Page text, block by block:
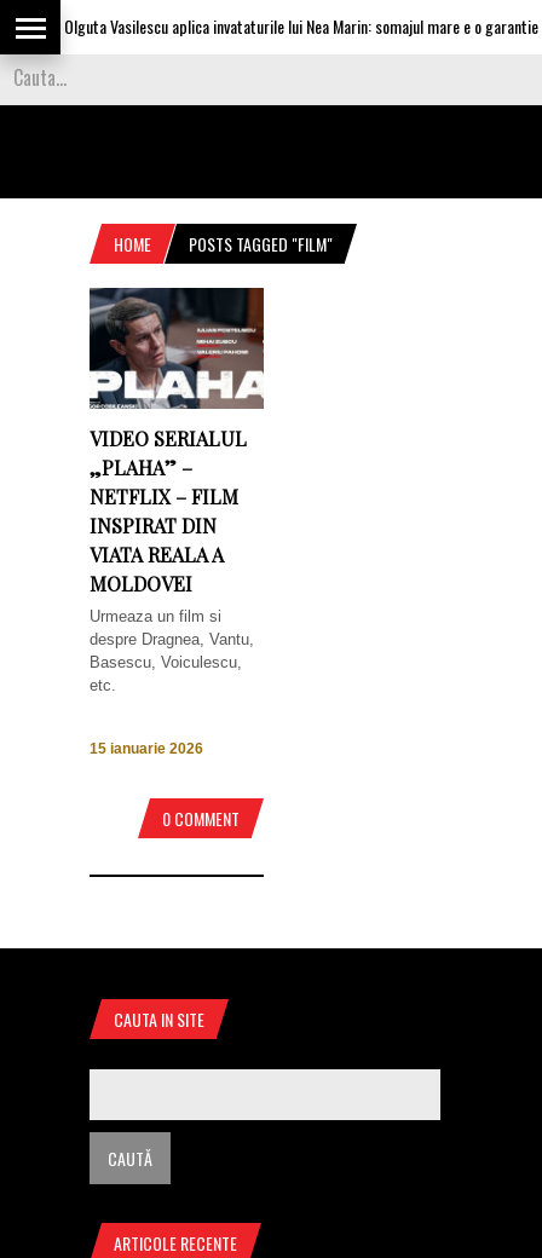
Olguta Vasilescu aplica invataturile lui Nea Marin: somajul mare e o garantie
HOME POSTS TAGGED "FILM"
VIDEO SERIALUL
„PLAHA” –
NETFLIX – FILM
INSPIRAT DIN
VIATA REALA A
MOLDOVEI
Urmeaza un film si
despre Dragnea, Vantu,
Basescu, Voiculescu,
etc.
15 ianuarie 2026
0 COMMENT
CAUTA IN SITE
ARTICOLE RECENTE